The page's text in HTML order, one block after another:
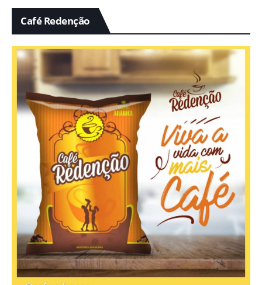
Café Redenção